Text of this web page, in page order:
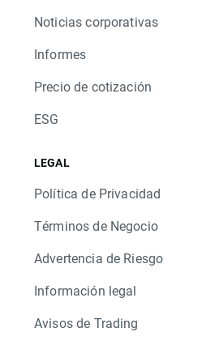
Noticias corporativas
Informes
Precio de cotización
ESG
LEGAL
Política de Privacidad
Términos de Negocio
Advertencia de Riesgo
Información legal
Avisos de Trading